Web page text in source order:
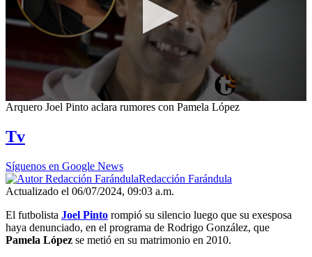
0
seconds
of
2
32
seconds
Arquero Joel Pinto aclara rumores con Pamela López
Tv
Síguenos en Google News
Redacción Farándula
Actualizado el 06/07/2024, 09:03 a.m.
El futbolista Joel Pinto rompió su silencio luego que su exesposa
haya denunciado, en el programa de Rodrigo González, que
Pamela López se metió en su matrimonio en 2010.